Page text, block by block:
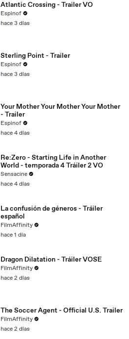
Atlantic Crossing - Trailer VO
Espinof
hace 3 días
Sterling Point - Trailer
Espinof
hace 3 días
Your Mother Your Mother Your Mother
- Trailer
Espinof
hace 4 días
Re:Zero - Starting Life in Another
World - temporada 4 Tráiler 2 VO
Sensacine
hace 4 días
La confusión de géneros - Tráiler
español
FilmAffinity
hace 1 día
Dragon Dilatation - Tráiler VOSE
FilmAffinity
hace 2 días
The Soccer Agent - Official U.S. Trailer
FilmAffinity
hace 2 días